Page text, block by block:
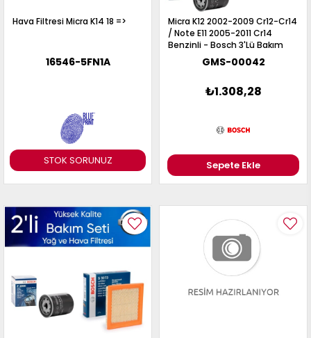
STOK SORUNUZ
Hava Filtresi Micra K14 18 =>
16546-5FN1A
Micra K12 2002-2009 Cr12-Cr14
/ Note E11 2005-2011 Cr14
Benzinli - Bosch 3'Lü Bakım
Seti Yağ-Hava-Polen Filtresi
GMS-00042
₺1.308,28
Sepete Ekle